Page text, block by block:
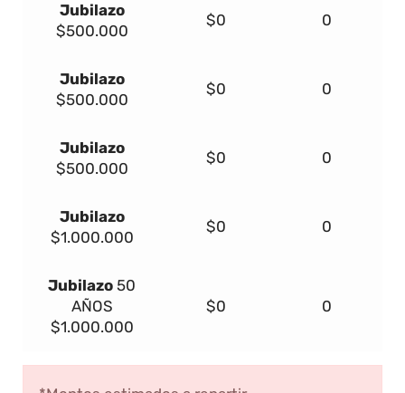
Jubilazo
$500.000
$0 0
Jubilazo
$500.000
$0 0
Jubilazo
$500.000
$0 0
Jubilazo
$1.000.000
$0 0
Jubilazo 50
AÑOS
$1.000.000
$0 0